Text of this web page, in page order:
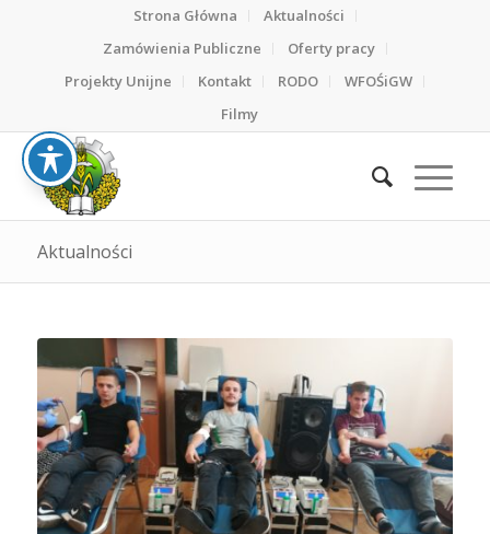
Strona Główna
Aktualności
Zamówienia Publiczne
Oferty pracy
Projekty Unijne
Kontakt RODO
WFOŚiGW
Filmy
Aktualności